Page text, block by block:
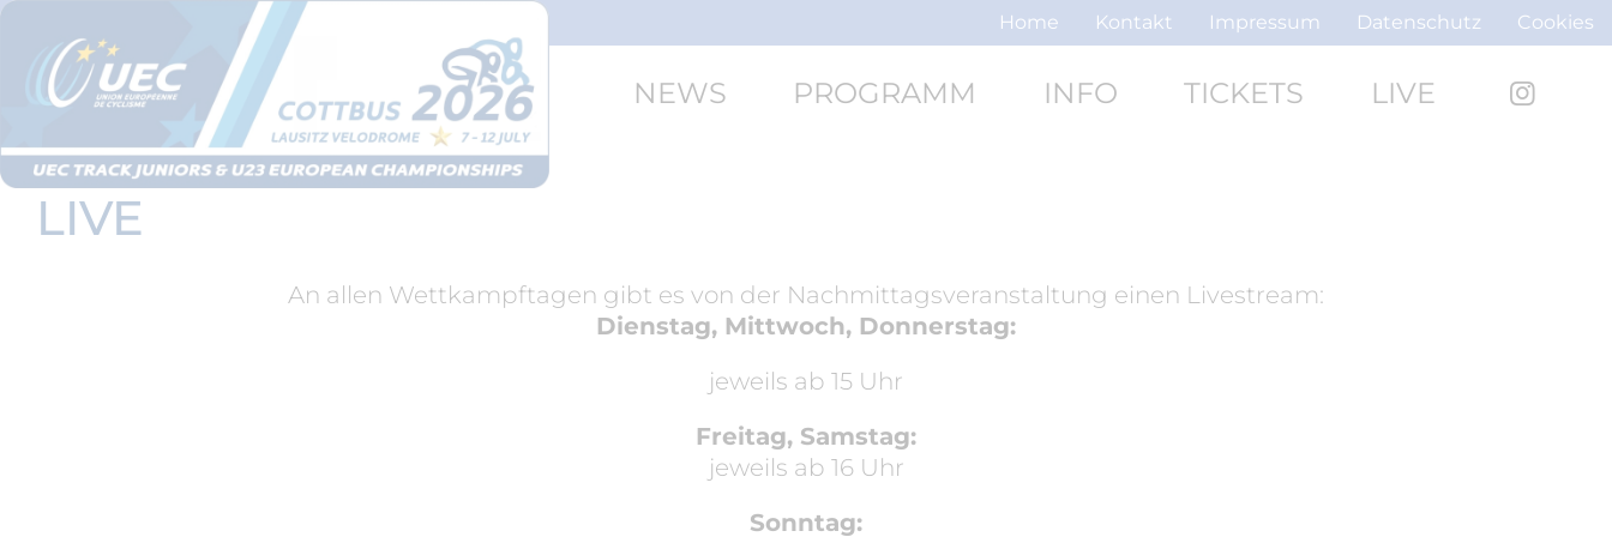
Home Kontakt Impressum Datenschutz Cookies
NEWS PROGRAMM INFO TICKETS LIVE
LIVE
An allen Wettkampftagen gibt es von der Nachmittagsveranstaltung einen Livestream:
Dienstag, Mittwoch, Donnerstag:
jeweils ab 15 Uhr
Freitag, Samstag:
jeweils ab 16 Uhr
Sonntag: